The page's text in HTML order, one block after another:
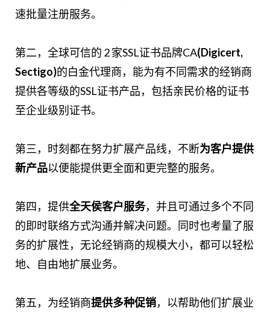
速批量注册服务。
第二，全球可信的 2 家SSL证书品牌CA(Digicert,
Sectigo)的白金代理商，能为有不同需求的经销商
提供各等级的SSL证书产品，包括亲民价格的证书
至企业级别证书。
第三，时刻都在努力扩展产品线，不断为客户提供
新产品以便能提供更全面和更完整的服务。
第四，提供全天侯客户服务，并且可通过多个不同
的即时联络方式沟通并解决问题。同时也考量了服
务的扩展性，无论经销商的规模大小，都可以轻松
地、自由地扩展业务。
第五，为经销商提供多种促销，以帮助他们扩展业